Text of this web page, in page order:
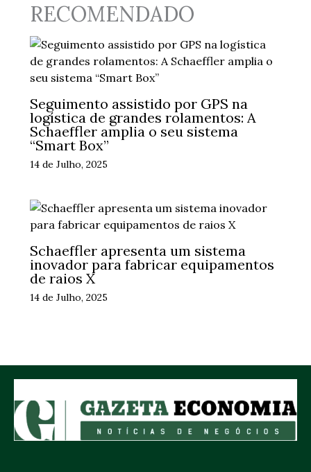
RECOMENDADO
Seguimento assistido por GPS na
logística de grandes rolamentos: A
Schaeffler amplia o seu sistema
“Smart Box”
14 de Julho, 2025
Schaeffler apresenta um sistema
inovador para fabricar equipamentos
de raios X
14 de Julho, 2025